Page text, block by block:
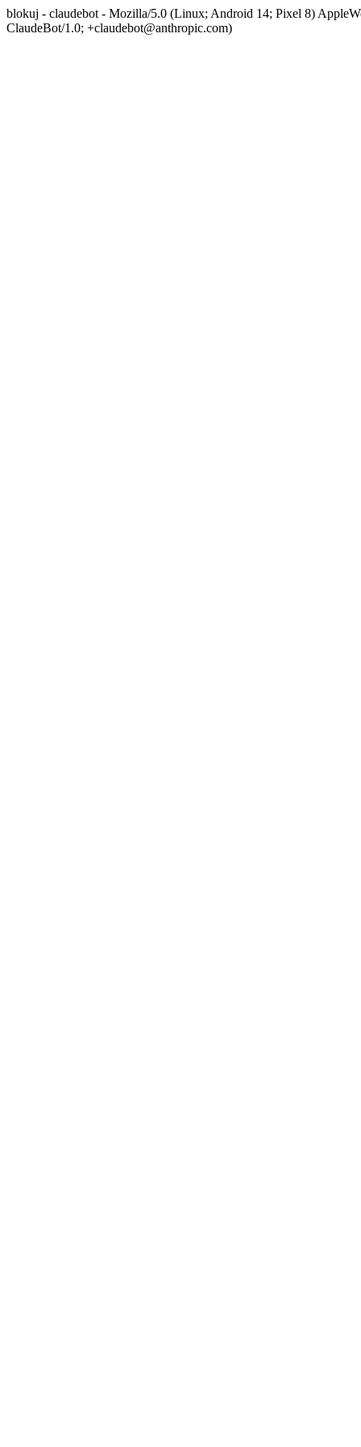
blokuj - claudebot - Mozilla/5.0 (Linux; Android 14; Pixel 8)
ClaudeBot/1.0; +claudebot@anthropic.com)